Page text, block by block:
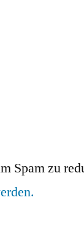
Spam zu